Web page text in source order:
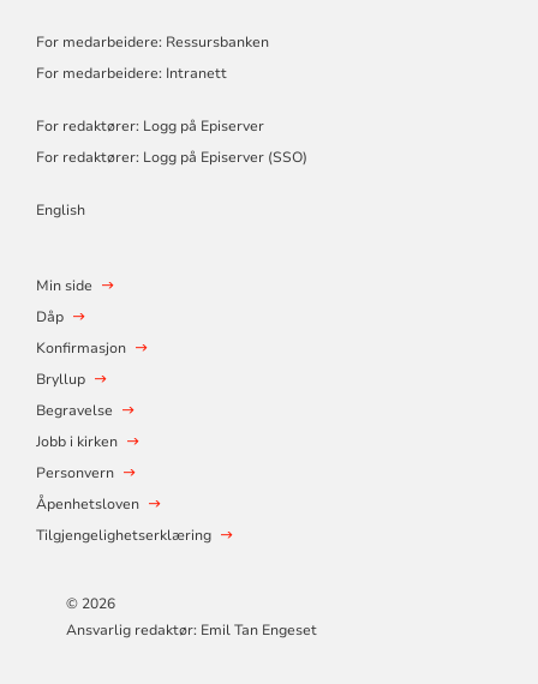
For medarbeidere: Ressursbanken
For medarbeidere: Intranett
For redaktører: Logg på Episerver
For redaktører: Logg på Episerver (SSO)
English
Min side
Dåp
Konfirmasjon
Bryllup
Begravelse
Jobb i kirken
Personvern
Åpenhetsloven
Tilgjengelighetserklæring
© 2026
Ansvarlig redaktør: Emil Tan Engeset